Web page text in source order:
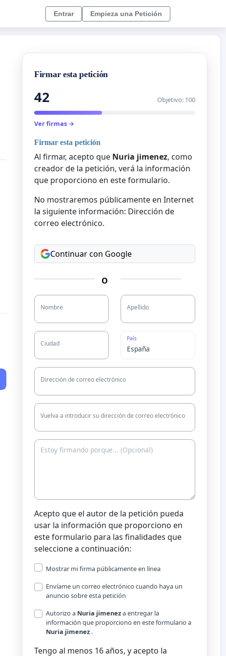
Entrar Empieza una Petición
Firmar esta petición
42 Objetivo: 100
Ver firmas →
Firmar esta petición
Al firmar, acepto que Nuria jimenez, como
creador de la petición, verá la información
que proporciono en este formulario.
No mostraremos públicamente en Internet
la siguiente información: Dirección de
correo electrónico.
Continuar con Google
O
Nombre Apellido
Ciudad
País
Dirección de correo electrónico
Vuelva a introducir su dirección de correo electrónico
Acepto que el autor de la petición pueda
usar la información que proporciono en
este formulario para las finalidades que
seleccione a continuación:
Mostrar mi firma públicamente en línea
Envíame un correo electrónico cuando haya un
anuncio sobre esta petición
Autorizo a Nuria jimeneza entregar la
información que proporciono en este formulario a
Nuria jimenez .
Tengo al menos 16 años, y acepto la